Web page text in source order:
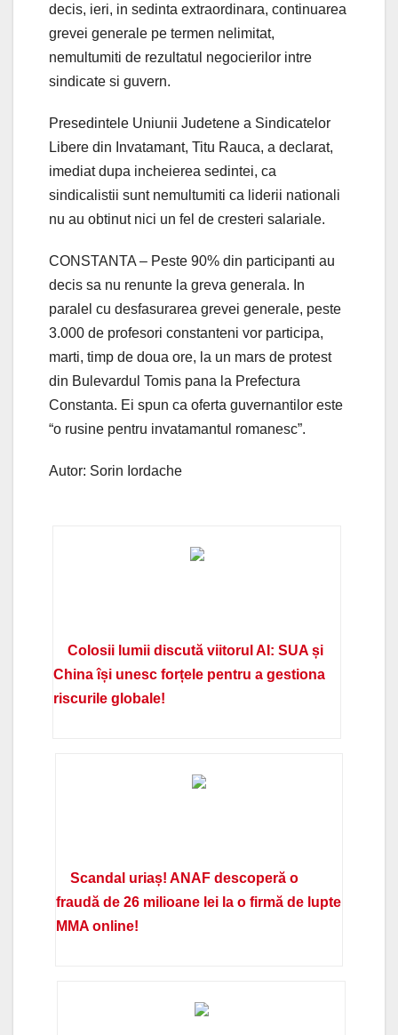
decis, ieri, in sedinta extraordinara, continuarea
grevei generale pe termen nelimitat,
nemultumiti de rezultatul negocierilor intre
sindicate si guvern.
Presedintele Uniunii Judetene a Sindicatelor
Libere din Invatamant, Titu Rauca, a declarat,
imediat dupa incheierea sedintei, ca
sindicalistii sunt nemultumiti ca liderii nationali
nu au obtinut nici un fel de cresteri salariale.
CONSTANTA – Peste 90% din participanti au
decis sa nu renunte la greva generala. In
paralel cu desfasurarea grevei generale, peste
3.000 de profesori constanteni vor participa,
marti, timp de doua ore, la un mars de protest
din Bulevardul Tomis pana la Prefectura
Constanta. Ei spun ca oferta guvernantilor este
“o rusine pentru invatamantul romanesc”.
Autor: Sorin Iordache
Colosii lumii discută viitorul AI: SUA și
China își unesc forțele pentru a gestiona
riscurile globale!
Scandal uriaș! ANAF descoperă o
fraudă de 26 milioane lei la o firmă de lupte
MMA online!